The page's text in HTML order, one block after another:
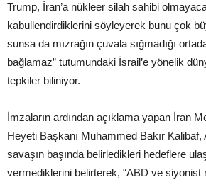
Trump, İran’a nükleer silah sahibi
kabullendirdiklerini söyleyerek bunu çok
sunsa da mızrağın çuvala sığmadığı
bağlamaz” tutumundaki İsrail’e yönelik
tepkiler biliniyor.
İmzaların ardından açıklama yapan İran
Heyeti Başkanı Muhammed Bakır Kalibaf,
savaşın başında belirledikleri hedeflere
vermediklerini belirterek, “ABD ve siyonist